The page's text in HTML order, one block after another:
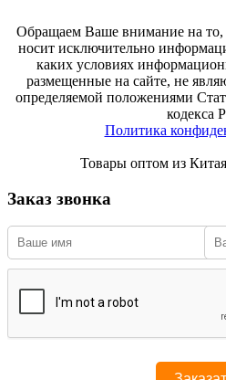
Обращаем Ваше внимание на то,
носит исключительно
каких условиях
размещенные на сайте, не
определяемой положениями
кодекса
Политика
Товары оптом из
Заказ звонка